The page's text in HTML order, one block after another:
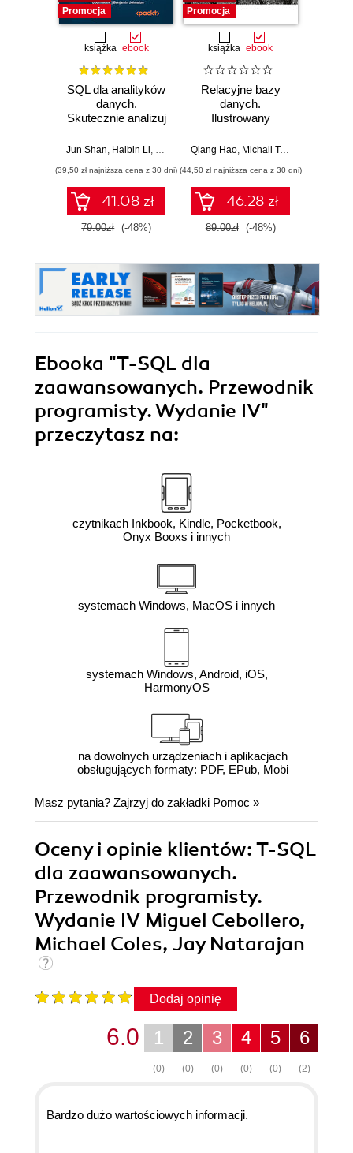
Promocja
książka ebook
SQL dla analityków
danych.
Skutecznie analizuj
wartościowe
zaawansowany
SQL na potrzeby
praktycznych
zastosowań.
Wydanie IV
Jun Shan, Haibin Li, Matt Goldwasser,Upom Malik,Benjamin
(39,50 zł najniższa cena z 30 dni)
41.08 zł
79.00zł (-48%)
Promocja
książka ebook
Relacyjne bazy
danych.
Ilustrowany
Qiang Hao, Michail Tsikerdekis
(44,50 zł najniższa cena z 30 dni)
46.28 zł
89.00zł (-48%)
Ebooka "T-SQL dla
zaawansowanych. Przewodnik
programisty. Wydanie IV"
przeczytasz na:
czytnikach Inkbook, Kindle, Pocketbook,
Onyx Booxs i innych
systemach Windows, MacOS i innych
systemach Windows, Android, iOS,
HarmonyOS
na dowolnych urządzeniach i aplikacjach
obsługujących formaty: PDF, EPub, Mobi
Masz pytania? Zajrzyj do zakładki Pomoc »
Oceny i opinie klientów: T-SQL
dla zaawansowanych.
Przewodnik programisty.
Wydanie IV Miguel Cebollero,
Michael Coles, Jay Natarajan
Dodaj opinię
6
(2)
5
(0)
4
(0)
3
(0)
2
(0)
1
(0)
6.0
Bardzo dużo wartościowych informacji.